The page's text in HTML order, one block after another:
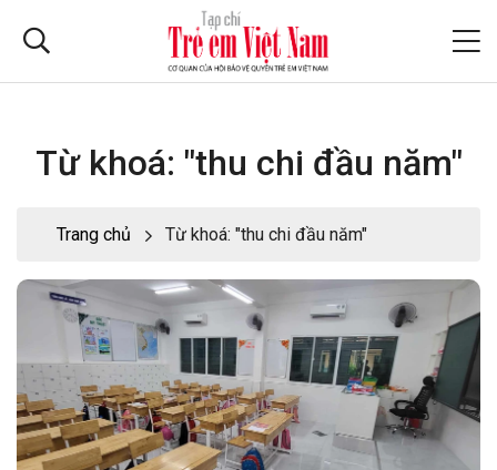
Từ khoá: "thu chi đầu năm"
Trang chủ Từ khoá: "thu chi đầu năm"